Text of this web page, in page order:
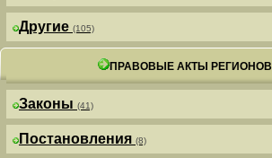
Другие (105)
ПРАВОВЫЕ АКТЫ РЕГИОНОВ
Законы (41)
Постановления (8)